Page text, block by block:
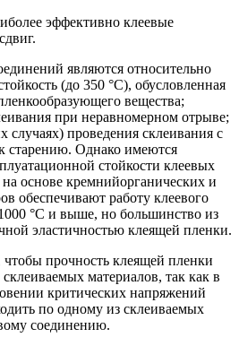
эффективно клеевые
являются относительно
(до 350 °С), обусловленная
вещества;
при неравномерном отрыве;
случаях) проведения склеивания с
старению. Однако имеются
стойкости клеевых
основе кремнийорганических и
обеспечивают работу клеевого
°С и выше, но большинство из
эластичностью клеящей пленки.
чтобы прочность клеящей пленки
материалов, так как в
критических напряжений
по одному из склеиваемых
соединению.